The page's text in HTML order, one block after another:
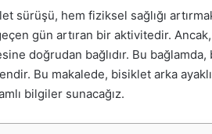
sürüşü, hem fiziksel sağlığı
gün artıran bir aktivitedir.
doğrudan bağlıdır. Bu
Bu makalede, bisiklet arka
bilgiler sunacağız.